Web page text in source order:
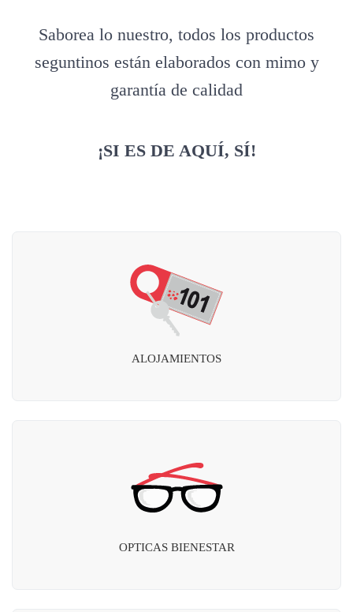
Saborea lo nuestro, todos los productos
seguntinos están elaborados con mimo y
garantía de calidad
¡SI ES DE AQUÍ, SÍ!
ALOJAMIENTOS
OPTICAS BIENESTAR